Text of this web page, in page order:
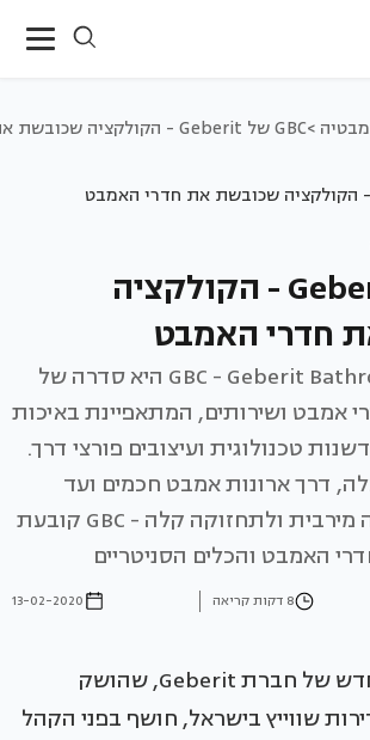
>GBC של Geberit - הקולקציה שכובשת את חדרי האמבט
GBC של Geberit - הקולקציה
חדרי האמבט
GBC - Geberit Bathroom Collection היא סדרה של
אמבט ושירותים, המתאפיינת באיכות
טכנולוגית ועיצובים פורצי דרך.
דרך ארונות אמבט חכמים ועד
פתרונות להיגיינה מירבית ולתחזוקה קלה - GBC קובעת
האמבט והכלים הסניטריים
8 דקות קריאה 13-02-2020
אולם התצוגה החדש של חברת Geberit, שהושק
שווייץ בישראל, חושף בפני הקהל